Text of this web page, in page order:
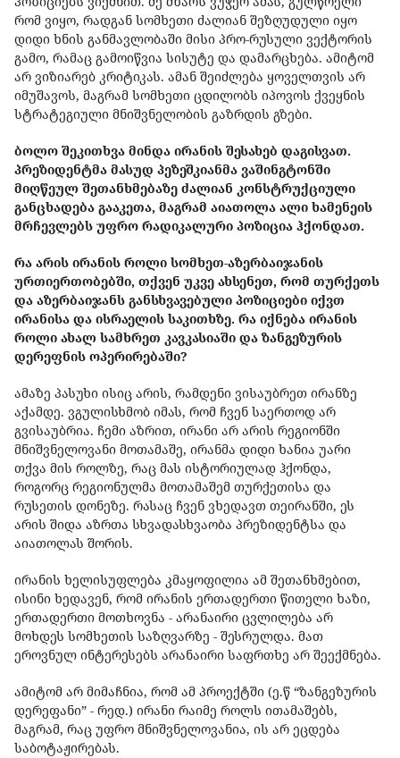
რომ ვიყო, რადგან სომხეთი ძალიან შეზღუდული იყო
დიდი ხნის განმავლობაში მისი პრო-რუსული ვექტორის
გამო, რამაც გამოიწვია სისუტე და დამარცხება. ამიტომ
არ ვიზიარებ კრიტიკას. ამან შეიძლება ყოველთვის არ
იმუშავოს, მაგრამ სომხეთი ცდილობს იპოვოს ქვეყნის
სტრატეგიული მნიშვნელობის გაზრდის გზები.
ბოლო შეკითხვა მინდა ირანის შესახებ დაგისვათ.
პრეზიდენტმა მასუდ პეზეშკიანმა ვაშინგტონში
მიღწეულ შეთანხმებაზე ძალიან კონსტრუქციული
განცხადება გააკეთა, მაგრამ აიათოლა ალი ხამენეის
მრჩევლებს უფრო რადიკალური პოზიცია ჰქონდათ.
რა არის ირანის როლი სომხეთ-აზერბაიჯანის
ურთიერთობებში, თქვენ უკვე ახსენეთ, რომ თურქეთს
და აზერბაიჯანს განსხვავებული პოზიციები იქვთ
ირანისა და ისრაელის საკითხზე. რა იქნება ირანის
როლი ახალ სამხრეთ კავკასიაში და ზანგეზურის
დერეფნის ოპერირებაში?
ამაზე პასუხი ისიც არის, რამდენი ვისაუბრეთ ირანზე
აქამდე. ვგულისხმობ იმას, რომ ჩვენ საერთოდ არ
გვისაუბრია. ჩემი აზრით, ირანი არ არის რეგიონში
მნიშვნელოვანი მოთამაშე, ირანმა დიდი ხანია უარი
თქვა მის როლზე, რაც მას ისტორიულად ჰქონდა,
როგორც რეგიონულმა მოთამაშემ თურქეთისა და
რუსეთის დონეზე. რასაც ჩვენ ვხედავთ თეირანში, ეს
არის შიდა აზრთა სხვადასხვაობა პრეზიდენტსა და
აიათოლას შორის.
ირანის ხელისუფლება კმაყოფილია ამ შეთანხმებით,
ისინი ხედავენ, რომ ირანის ერთადერთი წითელი ხაზი,
ერთადერთი მოთხოვნა - არანაირი ცვლილება არ
მოხდეს სომხეთის საზღვარზე - შესრულდა. მათ
ეროვნულ ინტერესებს არანაირი საფრთხე არ შეექმნება.
ამიტომ არ მიმაჩნია, რომ ამ პროექტში (ე.წ “ზანგეზურის
დერეფანი” - რედ.) ირანი რაიმე როლს ითამაშებს,
მაგრამ, რაც უფრო მნიშვნელოვანია, ის არ ეცდება
საბოტაჟირებას.